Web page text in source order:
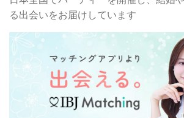
る出会いをお届けしています